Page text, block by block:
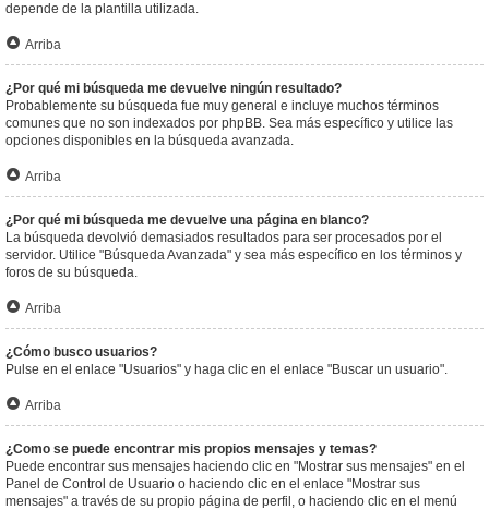
depende de la plantilla utilizada.
Arriba
¿Por qué mi búsqueda me devuelve ningún resultado?
Probablemente su búsqueda fue muy general e incluye muchos términos
comunes que no son indexados por phpBB. Sea más específico y utilice las
opciones disponibles en la búsqueda avanzada.
Arriba
¿Por qué mi búsqueda me devuelve una página en blanco?
La búsqueda devolvió demasiados resultados para ser procesados por el
servidor. Utilice "Búsqueda Avanzada" y sea más específico en los términos y
foros de su búsqueda.
Arriba
¿Cómo busco usuarios?
Pulse en el enlace "Usuarios" y haga clic en el enlace "Buscar un usuario".
Arriba
¿Como se puede encontrar mis propios mensajes y temas?
Puede encontrar sus mensajes haciendo clic en "Mostrar sus mensajes" en el
Panel de Control de Usuario o haciendo clic en el enlace "Mostrar sus
mensajes" a través de su propio página de perfil, o haciendo clic en el menú